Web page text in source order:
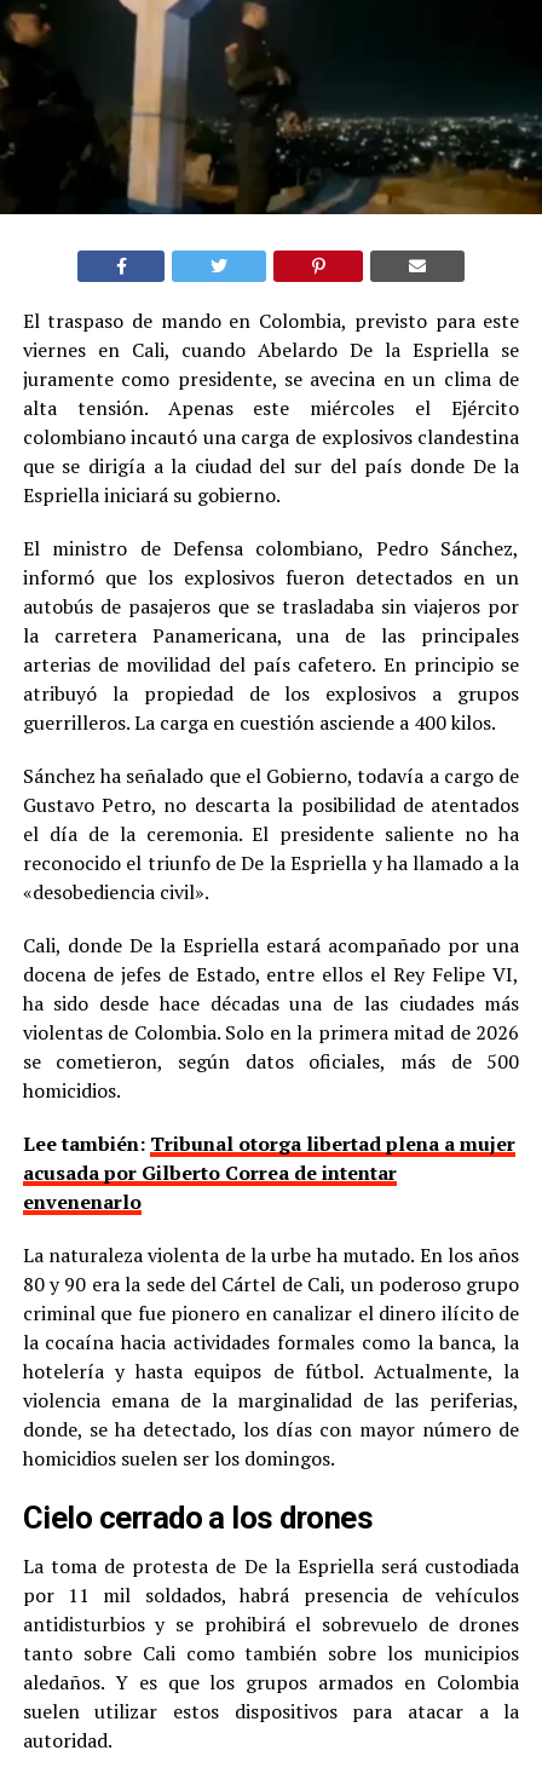
El traspaso de mando en Colombia, previsto para este
viernes en Cali, cuando Abelardo De la Espriella se
juramente como presidente, se avecina en un clima de
alta tensión. Apenas este miércoles el Ejército
colombiano incautó una carga de explosivos clandestina
que se dirigía a la ciudad del sur del país donde De la
Espriella iniciará su gobierno.
El ministro de Defensa colombiano, Pedro Sánchez,
informó que los explosivos fueron detectados en un
autobús de pasajeros que se trasladaba sin viajeros por
la carretera Panamericana, una de las principales
arterias de movilidad del país cafetero. En principio se
atribuyó la propiedad de los explosivos a grupos
guerrilleros. La carga en cuestión asciende a 400 kilos.
Sánchez ha señalado que el Gobierno, todavía a cargo de
Gustavo Petro, no descarta la posibilidad de atentados
el día de la ceremonia. El presidente saliente no ha
reconocido el triunfo de De la Espriella y ha llamado a la
«desobediencia civil».
Cali, donde De la Espriella estará acompañado por una
docena de jefes de Estado, entre ellos el Rey Felipe VI,
ha sido desde hace décadas una de las ciudades más
violentas de Colombia. Solo en la primera mitad de 2026
se cometieron, según datos oficiales, más de 500
homicidios.
Lee también: Tribunal otorga libertad plena a mujer
acusada por Gilberto Correa de intentar
envenenarlo
La naturaleza violenta de la urbe ha mutado. En los años
80 y 90 era la sede del Cártel de Cali, un poderoso grupo
criminal que fue pionero en canalizar el dinero ilícito de
la cocaína hacia actividades formales como la banca, la
hotelería y hasta equipos de fútbol. Actualmente, la
violencia emana de la marginalidad de las periferias,
donde, se ha detectado, los días con mayor número de
homicidios suelen ser los domingos.
Cielo cerrado a los drones
La toma de protesta de De la Espriella será custodiada
por 11 mil soldados, habrá presencia de vehículos
antidisturbios y se prohibirá el sobrevuelo de drones
tanto sobre Cali como también sobre los municipios
aledaños. Y es que los grupos armados en Colombia
suelen utilizar estos dispositivos para atacar a la
autoridad.